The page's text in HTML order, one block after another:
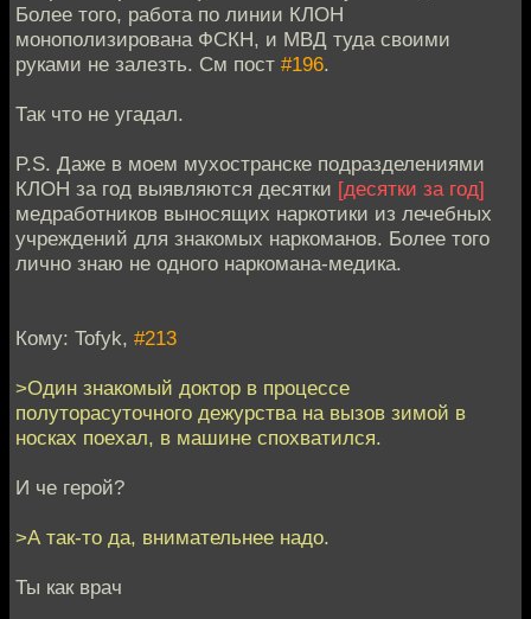
Более того, работа по линии КЛОН
монополизирована ФСКН, и МВД туда своими
руками не залезть. См пост #196.
Так что не угадал.
P.S. Даже в моем мухостранске подразделениями
КЛОН за год выявляются десятки [десятки за год]
медработников выносящих наркотики из лечебных
учреждений для знакомых наркоманов. Более того
лично знаю не одного наркомана-медика.
Кому: Tofyk, #213
>Один знакомый доктор в процессе
полуторасуточного дежурства на вызов зимой в
носках поехал, в машине спохватился.
И че герой?
>А так-то да, внимательнее надо.
Ты как врач